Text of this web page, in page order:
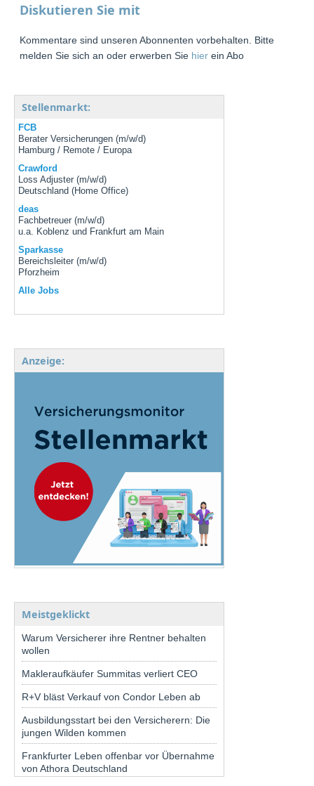
Diskutieren Sie mit
Kommentare sind unseren Abonnenten vorbehalten. Bitte
melden Sie sich an oder erwerben Sie hier ein Abo
Stellenmarkt:
FCB
Berater Versicherungen (m/w/d)
Hamburg / Remote / Europa
Crawford
Loss Adjuster (m/w/d)
Deutschland (Home Office)
deas
Fachbetreuer (m/w/d)
u.a. Koblenz und Frankfurt am Main
Sparkasse
Bereichsleiter (m/w/d)
Pforzheim
Alle Jobs
Anzeige:
Meistgeklickt
Warum Versicherer ihre Rentner behalten
wollen
Makleraufkäufer Summitas verliert CEO
R+V bläst Verkauf von Condor Leben ab
Ausbildungsstart bei den Versicherern: Die
jungen Wilden kommen
Frankfurter Leben offenbar vor Übernahme
von Athora Deutschland